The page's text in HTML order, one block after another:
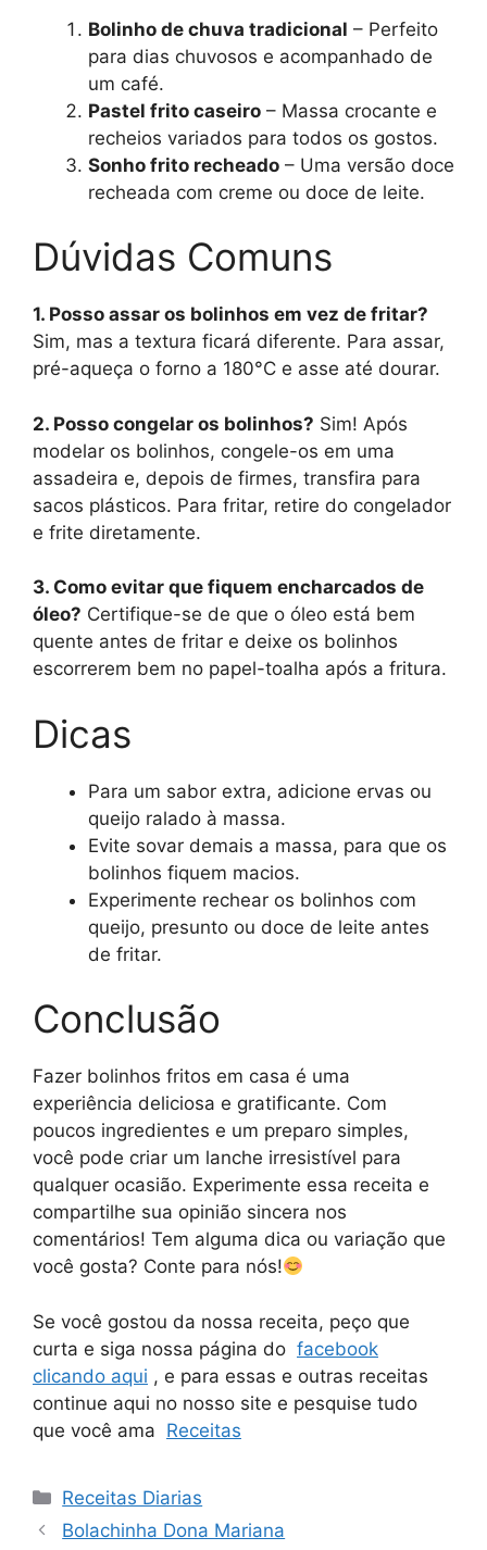
Bolinho de chuva tradicional – Perfeito
para dias chuvosos e acompanhado de
um café.
Pastel frito caseiro – Massa crocante e
recheios variados para todos os gostos.
Sonho frito recheado – Uma versão doce
recheada com creme ou doce de leite.
Dúvidas Comuns
1. Posso assar os bolinhos em vez de fritar?
Sim, mas a textura ficará diferente. Para assar,
pré-aqueça o forno a 180°C e asse até dourar.
2. Posso congelar os bolinhos? Sim! Após
modelar os bolinhos, congele-os em uma
assadeira e, depois de firmes, transfira para
sacos plásticos. Para fritar, retire do congelador
e frite diretamente.
3. Como evitar que fiquem encharcados de
óleo? Certifique-se de que o óleo está bem
quente antes de fritar e deixe os bolinhos
escorrerem bem no papel-toalha após a fritura.
Dicas
Para um sabor extra, adicione ervas ou
queijo ralado à massa.
Evite sovar demais a massa, para que os
bolinhos fiquem macios.
Experimente rechear os bolinhos com
queijo, presunto ou doce de leite antes
de fritar.
Conclusão
Fazer bolinhos fritos em casa é uma
experiência deliciosa e gratificante. Com
poucos ingredientes e um preparo simples,
você pode criar um lanche irresistível para
qualquer ocasião. Experimente essa receita e
compartilhe sua opinião sincera nos
comentários! Tem alguma dica ou variação que
você gosta? Conte para nós!
Se você gostou da nossa receita, peço que
curta e siga nossa página do facebook
clicando aqui , e para essas e outras receitas
continue aqui no nosso site e pesquise tudo
que você ama Receitas
Categorias
Receitas Diarias
Bolachinha Dona Mariana